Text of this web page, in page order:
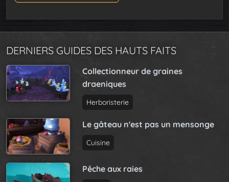
DERNIERS GUIDES DES HAUTS FAITS
Collectionneur de graines
draeniques
Herboristerie
Le gâteau n'est pas un mensonge
Cuisine
Pêche aux raies